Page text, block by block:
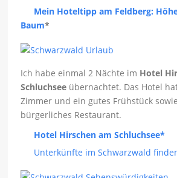
Mein Hoteltipp am Feldberg:
Baum*
Ich habe einmal 2 Nächte im Hotel
Schluchsee übernachtet. Das Hotel
Zimmer und ein gutes Frühstück
bürgerliches Restaurant.
Hotel Hirschen am Schluchsee*
Unterkünfte im Schwarzwald